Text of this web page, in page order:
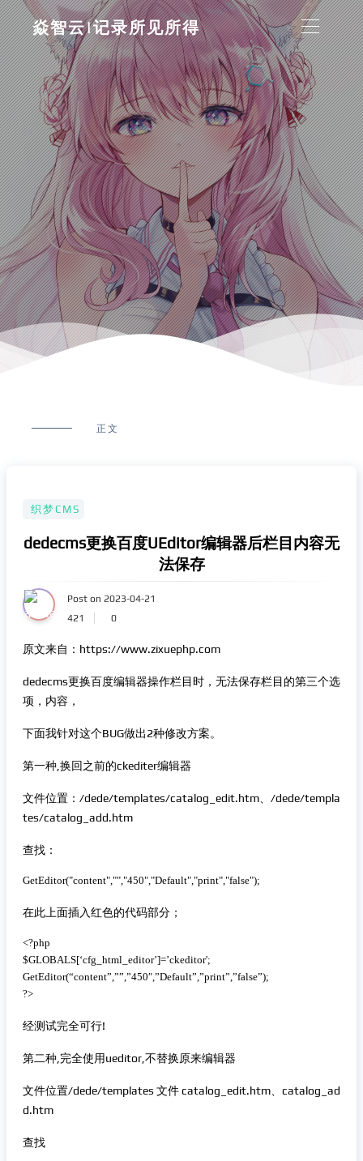
焱智云|记录所见所得
正文
织梦CMS
dedecms更换百度UEditor编辑器后栏目内容无
法保存
Post on 2023-04-21
421
0
原文来自：https://www.zixuephp.com
dedecms更换百度编辑器操作栏目时，无法保存栏目的第三个选
项，内容，
下面我针对这个BUG做出2种修改方案。
第一种,换回之前的ckediter编辑器
文件位置：/dede/templates/catalog_edit.htm、/dede/templa
tes/catalog_add.htm
查找：
GetEditor("content","","450","Default","print","false");
在此上面插入红色的代码部分；
<?php
$GLOBALS[‘cfg_html_editor’]=’ckeditor';
GetEditor(“content”,””,”450″,”Default”,”print”,”false”);
?>
经测试完全可行!
第二种,完全使用ueditor,不替换原来编辑器
文件位置/dede/templates 文件 catalog_edit.htm、catalog_ad
d.htm
查找